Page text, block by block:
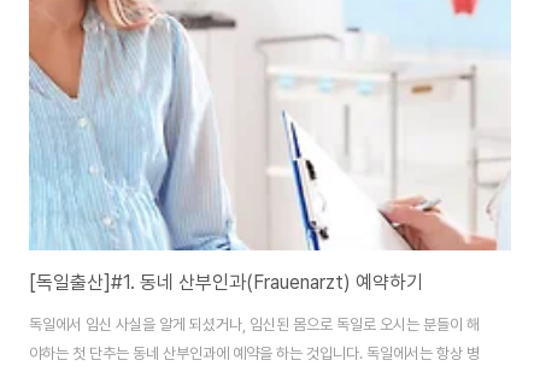
일의 부족한 병원 상황과 마찬가지로, 헤바메 인력은 적고 산모는 많은 현 독일
상황 때문에... 병원에서 임신 확정 판정을 받았다면, 곧바로 헤바메를 구하는
것을 추천합니..
[독일출산]#1. 동네 산부인과(Frauenarzt) 예약하기
독일에서 임신 사실을 알게 되셨거나, 임신된 몸으로 독일로 오시는 분들이 해
야하는 첫 단추는 동네 산부인과에 예약을 하는 것입니다. 독일에서는 항상 병